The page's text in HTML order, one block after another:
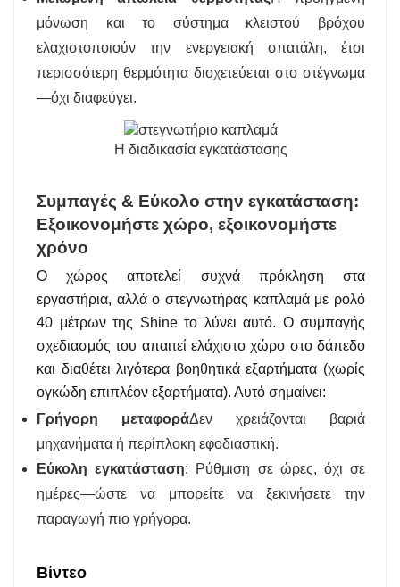
μόνωση και το σύστημα κλειστού βρόχου
ελαχιστοποιούν την ενεργειακή σπατάλη, έτσι
περισσότερη θερμότητα διοχετεύεται στο στέγνωμα
—όχι διαφεύγει.
Η διαδικασία εγκατάστασης
Συμπαγές & Εύκολο στην εγκατάσταση:
Εξοικονομήστε χώρο, εξοικονομήστε
χρόνο
Ο χώρος αποτελεί συχνά πρόκληση στα
εργαστήρια, αλλά ο στεγνωτήρας καπλαμά με ρολό
40 μέτρων της Shine το λύνει αυτό. Ο συμπαγής
σχεδιασμός του απαιτεί ελάχιστο χώρο στο δάπεδο
και διαθέτει λιγότερα βοηθητικά εξαρτήματα (χωρίς
ογκώδη επιπλέον εξαρτήματα). Αυτό σημαίνει:
Γρήγορη μεταφοράΔεν χρειάζονται βαριά
μηχανήματα ή περίπλοκη εφοδιαστική.
Εύκολη εγκατάσταση: Ρύθμιση σε ώρες, όχι σε
ημέρες—ώστε να μπορείτε να ξεκινήσετε την
παραγωγή πιο γρήγορα.
Βίντεο